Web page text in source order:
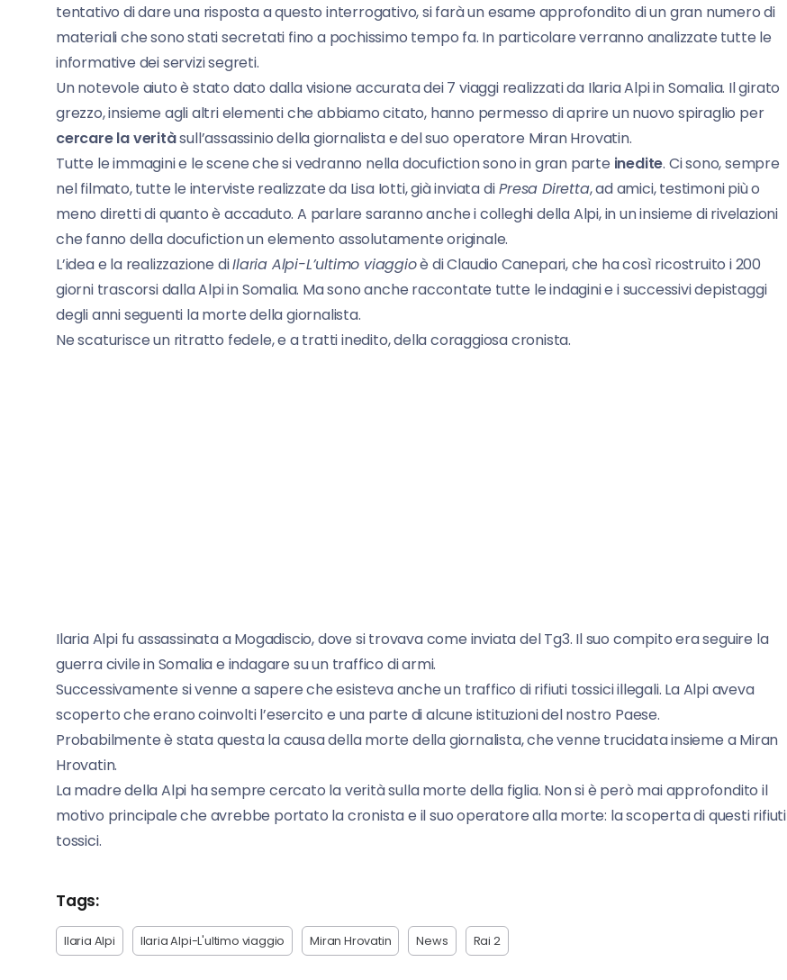
tentativo di dare una risposta a questo interrogativo, si farà un esame approfondito di un gran numero di
materiali che sono stati secretati fino a pochissimo tempo fa. In particolare verranno analizzate tutte le
informative dei servizi segreti.
Un notevole aiuto è stato dato dalla visione accurata dei 7 viaggi realizzati da Ilaria Alpi in Somalia. Il girato
grezzo, insieme agli altri elementi che abbiamo citato, hanno permesso di aprire un nuovo spiraglio per
cercare la veritàsull’assassinio della giornalista e del suo operatore Miran Hrovatin.
Tutte le immagini e le scene che si vedranno nella docufiction sono in gran parte inedite. Ci sono, sempre
nel filmato, tutte le interviste realizzate da Lisa Iotti, già inviata diPresa Diretta, ad amici, testimoni più o
meno diretti di quanto è accaduto. A parlare saranno anche i colleghi della Alpi, in un insieme di rivelazioni
che fanno della docufiction un elemento assolutamente originale.
L’idea e la realizzazione diIlaria Alpi-L’ultimo viaggioè di Claudio Canepari, che ha così ricostruito i 200
giorni trascorsi dalla Alpi in Somalia. Ma sono anche raccontate tutte le indagini e i successivi depistaggi
degli anni seguenti la morte della giornalista.
Ne scaturisce un ritratto fedele, e a tratti inedito, della coraggiosa cronista.
Ilaria Alpi fu assassinata a Mogadiscio, dove si trovava come inviata del Tg3. Il suo compito era seguire la
guerra civile in Somalia e indagare su un traffico di armi.
Successivamente si venne a sapere che esisteva anche un traffico di rifiuti tossici illegali. La Alpi aveva
scoperto che erano coinvolti l’esercito e una parte di alcune istituzioni del nostro Paese.
Probabilmente è stata questa la causa della morte della giornalista, che venne trucidata insieme a Miran
Hrovatin.
La madre della Alpi ha sempre cercato la verità sulla morte della figlia. Non si è però mai approfondito il
motivo principale che avrebbe portato la cronista e il suo operatore alla morte: la scoperta di questi rifiuti
tossici.
Tags:
Ilaria Alpi Ilaria Alpi-L'ultimo viaggio Miran Hrovatin News Rai 2